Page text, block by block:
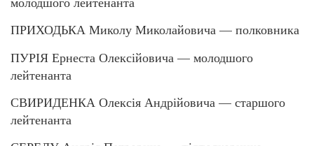
ПРИХОДЬКА Миколу Миколайовича — полковника
ПУРІЯ Ернеста Олексійовича — молодшого
лейтенанта
СВИРИДЕНКА Олексія Андрійовича — старшого
лейтенанта